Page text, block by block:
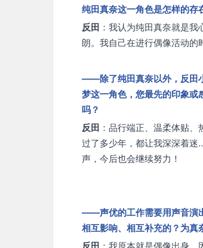
纯田真奈这一角色是怎样的存
反田 ：我认为纯田真奈就是
朗。我自己在进行偶像活动的
——除了纯田真奈以外，反田
梦这一角色，您最先的印象或
吗？
反田 ：品行端正、温柔体贴
过了多少年，都让我深深着
声，今后也会继续努力！
——声优的工作需要用声音演
相互影响、相互补充的？为真
反田 ：我原本就是偶像出身